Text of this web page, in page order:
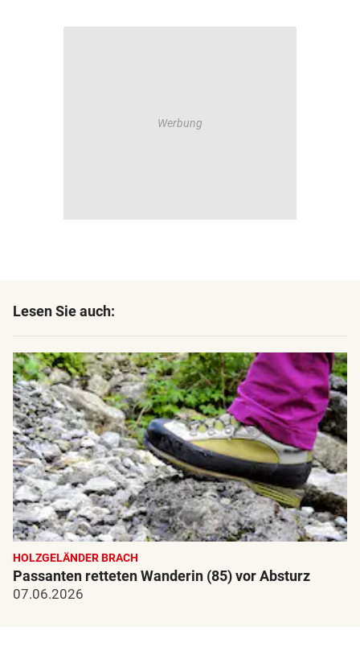
Lesen Sie auch:
HOLZGELÄNDER BRACH
Passanten retteten Wanderin (85) vor Absturz
07.06.2026